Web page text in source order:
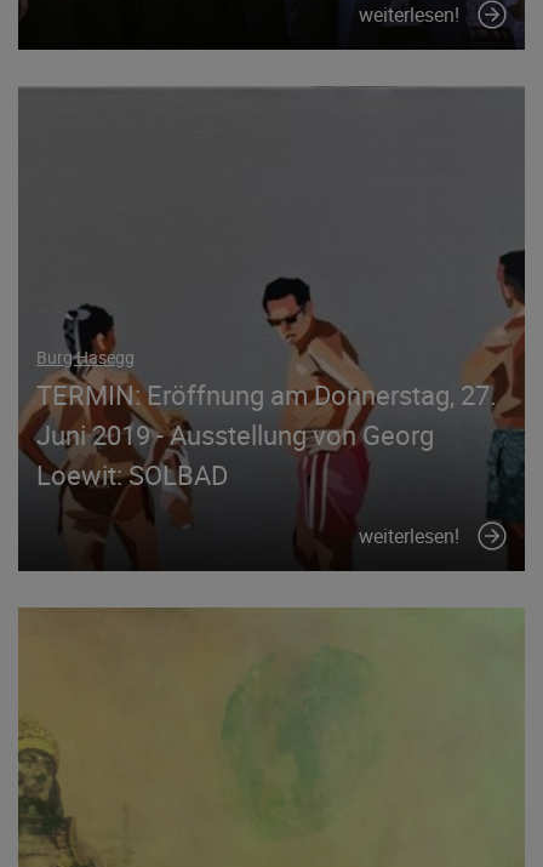
weiterlesen!
Burg Hasegg
TERMIN: Eröffnung am Donnerstag, 27.
Juni 2019 - Ausstellung von Georg
Loewit: SOLBAD
weiterlesen!